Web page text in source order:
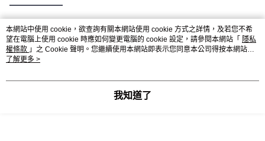
熱門標籤
本網站中使用 cookie，欲查詢有關本網站使用 cookie 方式之詳情，及若您不希
望在電腦上使用 cookie 時應如何變更電腦的 cookie 設定，請參閱本網站「 隱私
權條款 」之 Cookie 聲明。您繼續使用本網站即表示您同意本公司得按本網站使
用條款之 Cookie 聲明使用 cookie。
了解更多 >
我知道了